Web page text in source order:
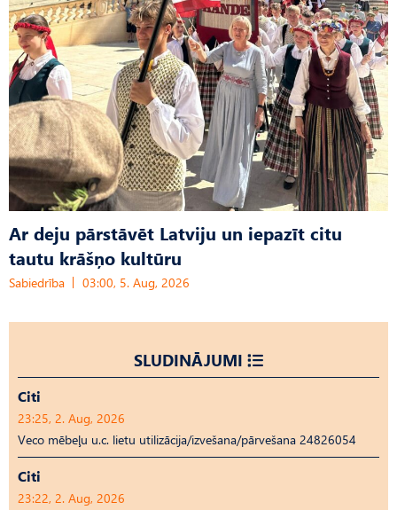
Ar deju pārstāvēt Latviju un iepazīt citu
tautu krāšņo kultūru
Sabiedrība 03:00, 5. Aug, 2026
SLUDINĀJUMI
Citi
23:25, 2. Aug, 2026
Veco mēbeļu u.c. lietu utilizācija/izvešana/pārvešana 24826054
Citi
23:22, 2. Aug, 2026